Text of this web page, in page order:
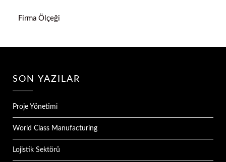
Firma Ölçeği
SON YAZILAR
Proje Yönetimi
World Class Manufacturing
Lojistik Sektörü